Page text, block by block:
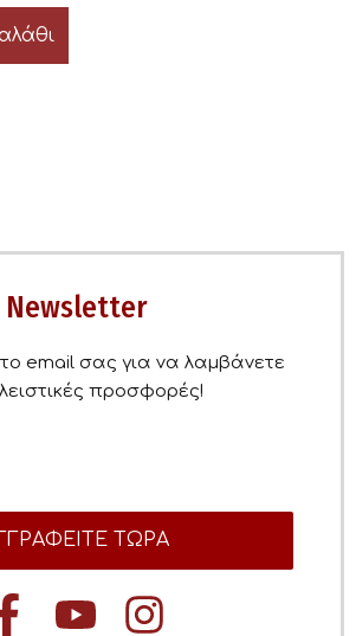
Newsletter
email σας για να λαμβάνετε
προσφορές!
ΤΩΡΑ